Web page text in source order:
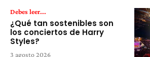
Debes leer...
¿Qué tan sostenibles son
los conciertos de Harry
Styles?
3 agosto 2026